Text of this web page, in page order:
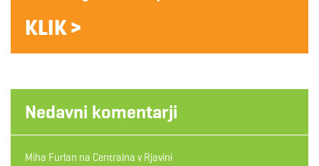
KLIK >
Nedavni komentarji
Miha Furlan na Centralna v Rjavini